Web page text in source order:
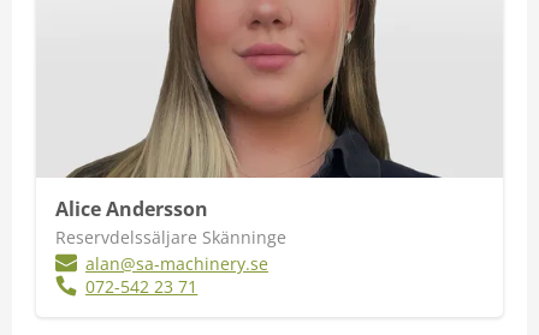
Alice Andersson
Reservdelssäljare Skänninge
alan@sa-machinery.se
072-542 23 71